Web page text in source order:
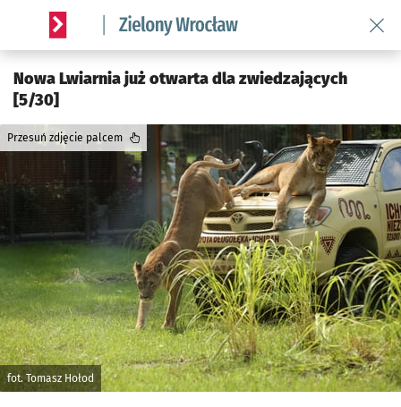
Serwis informacyjny wroclaw.pl podserwis: Środowisko we
Nowa Lwiarnia już otwarta dla zwiedzających
[5/30]
fot. Tomasz Hołod
Przesuń zdjęcie palcem